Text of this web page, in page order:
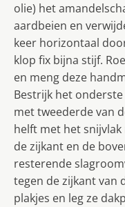
olie) het
aardbeien en
keer horizontaal
klop fix bijna stijf.
en meng deze
Bestrijk het
met tweederde van
helft met het
de zijkant en de
resterende
tegen de zijkant van
plakjes en leg ze